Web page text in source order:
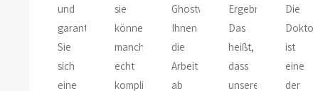
und
garantieren
Sie
sich
eine
sie
können
manchmal
echt
kompliziert
Ghostwriter
Ihnen
die
Arbeit
ab
Ergebnisse.
Das
heißt,
dass
unsere
Die
ist
eine
der